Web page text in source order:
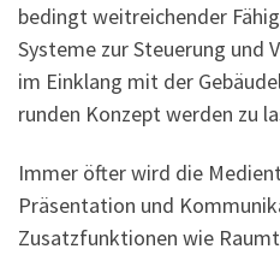
bedingt weitreichender
Systeme zur Steuerung und
im Einklang mit der
runden Konzept werden zu
Immer öfter wird die
Präsentation und
Zusatzfunktionen wie